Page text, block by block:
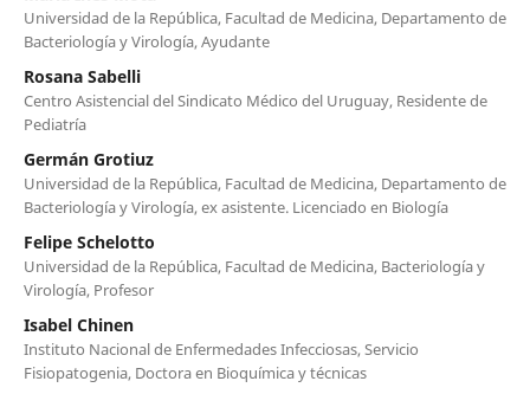
Universidad de la República, Facultad de Medicina, Departamento de
Bacteriología y Virología, Ayudante
Rosana Sabelli
Centro Asistencial del Sindicato Médico del Uruguay, Residente de
Pediatría
Germán Grotiuz
Universidad de la República, Facultad de Medicina, Departamento de
Bacteriología y Virología, ex asistente. Licenciado en Biología
Felipe Schelotto
Universidad de la República, Facultad de Medicina, Bacteriología y
Virología, Profesor
Isabel Chinen
Instituto Nacional de Enfermedades Infecciosas, Servicio
Fisiopatogenia, Doctora en Bioquímica y técnicas